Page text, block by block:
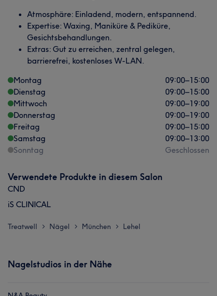
Atmosphäre: Einladend, modern, entspannend.
Expertise: Waxing, Maniküre & Pediküre,
Gesichtsbehandlungen.
Extras: Gut zu erreichen, zentral gelegen,
barrierefrei, kostenloses W-LAN.
Montag
09:00–15:00
Dienstag
09:00–15:00
Mittwoch
09:00–19:00
Donnerstag
09:00–19:00
Freitag
09:00–15:00
Samstag
09:00–13:00
Sonntag
Geschlossen
Verwendete Produkte in diesem Salon
CND
iS CLINICAL
Treatwell > Nägel > München > Lehel
Nagelstudios in der Nähe